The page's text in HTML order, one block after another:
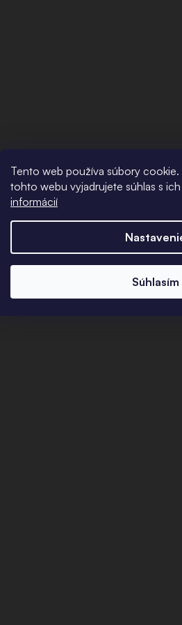
Tento web používa súbory cookie.
tohto webu vyjadrujete súhlas s
informácií
Súhlasím